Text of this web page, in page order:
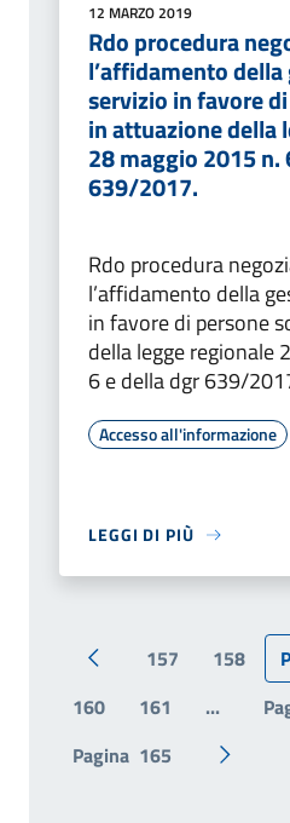
12 MARZO 2019
Rdo procedura
l’affidamento
servizio in favore
in attuazione della
28 maggio 2015 n.
639/2017.
Rdo procedura
l’affidamento della
in favore di persone
della legge regionale
6 e della dgr 639/
Accesso all'informazione
LEGGI DI PIÙ
Pagina precedente
157 158
160
161 ...
Pagina 165 Pagina